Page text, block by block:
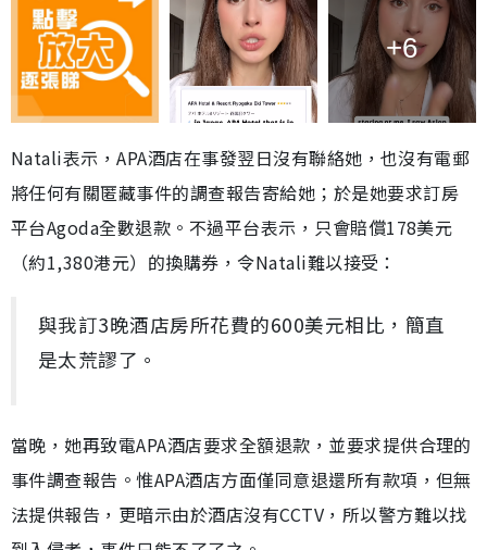
+6
Natali表示，APA酒店在事發翌日沒有聯絡她，也沒有電郵
將任何有關匿藏事件的調查報告寄給她；於是她要求訂房
平台Agoda全數退款。不過平台表示，只會賠償178美元
（約1,380港元）的換購券，令Natali難以接受：
與我訂3晚酒店房所花費的600美元相比，簡直
是太荒謬了。
當晚，她再致電APA酒店要求全額退款，並要求提供合理的
事件調查報告。惟APA酒店方面僅同意退還所有款項，但無
法提供報告，更暗示由於酒店沒有CCTV，所以警方難以找